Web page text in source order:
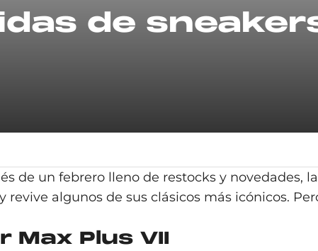
de
de un febrero lleno de restocks y
revive algunos de sus clásicos más icónicos.
Max Plus VII